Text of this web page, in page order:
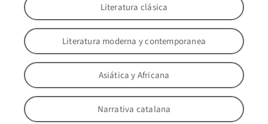
Literatura clásica
Literatura moderna y contemporanea
Asiática y Africana
Narrativa catalana